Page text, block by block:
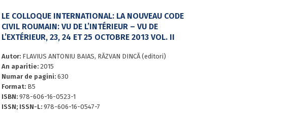
LE COLLOQUE INTERNATIONAL: LA NOUVEAU CODE
CIVIL ROUMAIN: VU DE L’INTÉRIEUR – VU DE
L’EXTÉRIEUR, 23, 24 ET 25 OCTOBRE 2013 VOL. II
Autor: FLAVIUS ANTONIU BAIAS, RĂZVAN DINCĂ (editori)
An aparitie: 2015
Numar de pagini: 630
Format: B5
ISBN: 978-606-16-0523-1
ISSN; ISSN-L: 978-606-16-0547-7